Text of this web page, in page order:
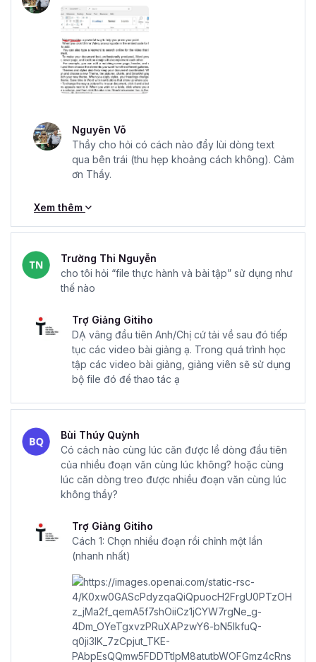
Nguyên Võ
Thầy cho hỏi có cách nào đẩy lùi dòng text
qua bên trái (thu hẹp khoảng cách không). Cảm
ơn Thầy.
Xem thêm
Trường Thi Nguyễn
cho tôi hỏi “file thực hành và bài tập” sử dụng như
thế nào
Trợ Giảng Gitiho
DẠ vâng đầu tiên Anh/Chị cứ tải về sau đó tiếp
tục các video bài giảng ạ. Trong quá trình học
tập các video bài giảng, giảng viên sẽ sử dụng
bộ file đó để thao tác ạ
Bùi Thúy Quỳnh
Có cách nào cùng lúc căn được lề dòng đầu tiên
của nhiều đoạn văn cùng lúc không? hoặc cùng
lúc căn dòng treo được nhiều đoạn văn cùng lúc
không thầy?
Trợ Giảng Gitiho
Cách 1: Chọn nhiều đoạn rồi chỉnh một lần
(nhanh nhất)